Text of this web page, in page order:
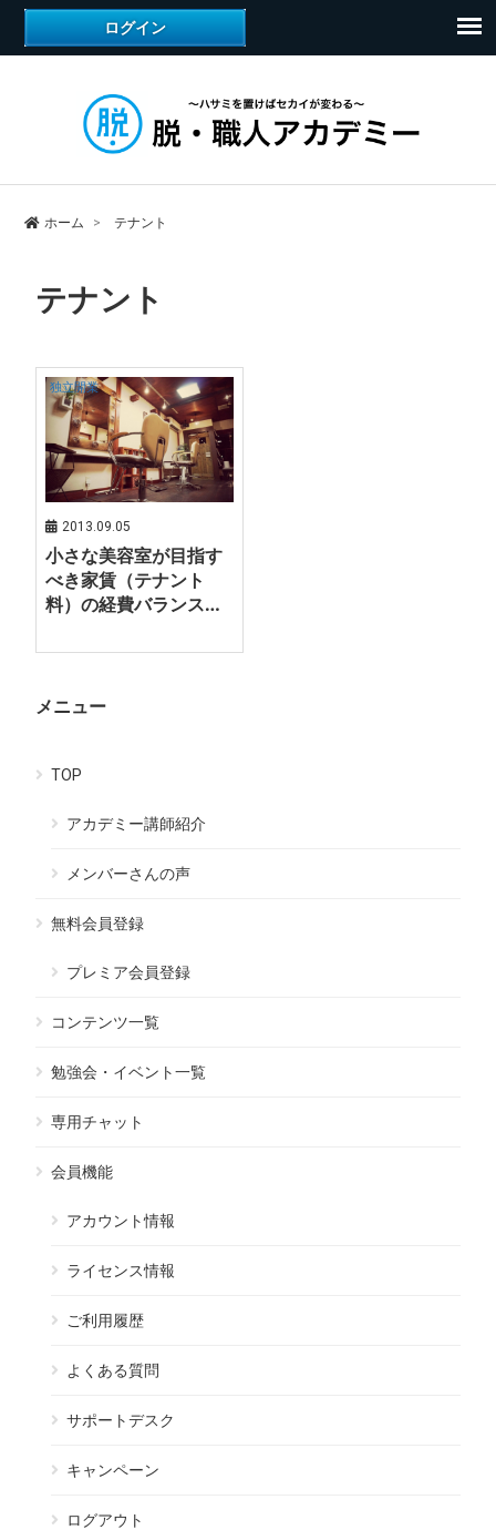
ホーム テナント
テナント
独立開業
2013.09.05
小さな美容室が目指す
べき家賃（テナント
料）の経費バランス…
メニュー
TOP
アカデミー講師紹介
メンバーさんの声
無料会員登録
プレミア会員登録
コンテンツ一覧
勉強会・イベント一覧
専用チャット
会員機能
アカウント情報
ライセンス情報
ご利用履歴
よくある質問
サポートデスク
キャンペーン
ログアウト